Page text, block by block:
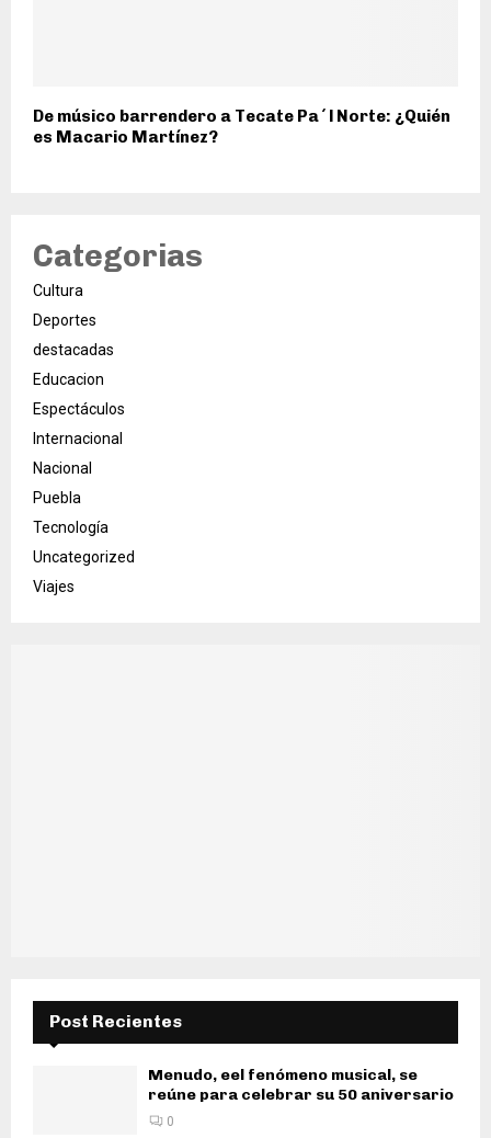
De músico barrendero a Tecate Pa´l Norte: ¿Quién
es Macario Martínez?
Categorias
Cultura
Deportes
destacadas
Educacion
Espectáculos
Internacional
Nacional
Puebla
Tecnología
Uncategorized
Viajes
Post Recientes
Menudo, eel fenómeno musical, se
reúne para celebrar su 50 aniversario
0